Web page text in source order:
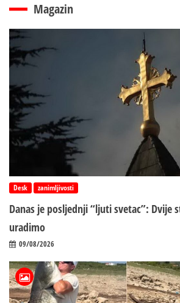
Magazin
Desk zanimljivosti
Danas je posljednji “ljuti svetac”: Dvije
uradimo
09/08/2026